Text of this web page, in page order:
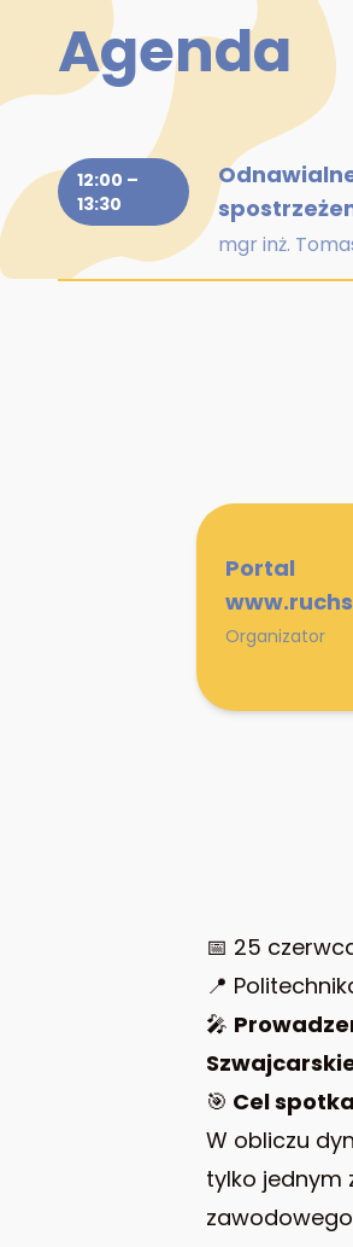
Agenda
12:00 –
13:30
mgr inż.
Portal
Organizator
📅 25
📍
🎤
🎯 Cel
W obliczu
tylko jednym